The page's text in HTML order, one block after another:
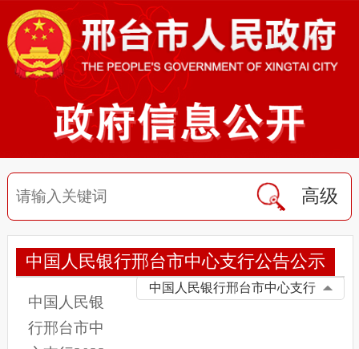
高级
中国人民银行邢台市中心支行公告公示
中国人民银行邢台市中心支行
中国人民银
行邢台市中